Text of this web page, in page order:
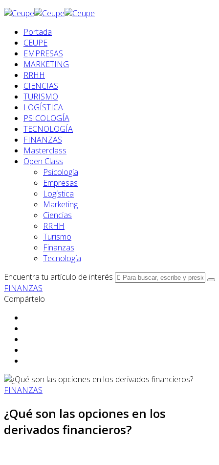
Portada
CEUPE
EMPRESAS
MARKETING
RRHH
CIENCIAS
TURISMO
LOGÍSTICA
PSICOLOGÍA
TECNOLOGÍA
FINANZAS
Masterclass
Open Class
Psicología
Empresas
Logística
Marketing
Ciencias
RRHH
Turismo
Finanzas
Tecnología
Encuentra tu artículo de interés
FINANZAS
Compártelo
FINANZAS
¿Qué son las opciones en los
derivados financieros?